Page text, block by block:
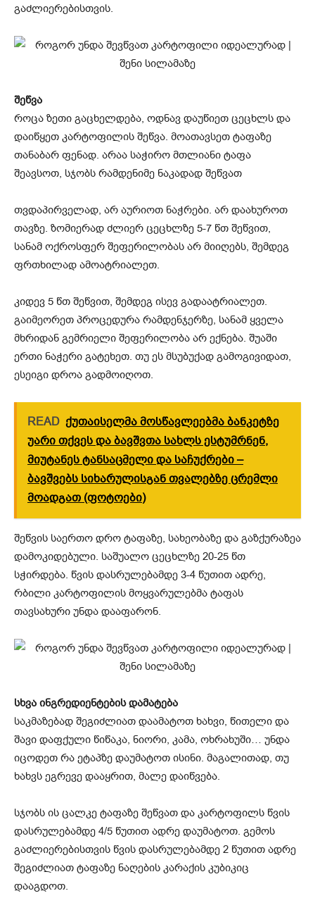
გაძლიერებისთვის.
შეწვა
როცა ზეთი გაცხელდება, ოდნავ დაუწიეთ ცეცხლს და
დაიწყეთ კარტოფილის შეწვა. მოათავსეთ ტაფაზე
თანაბარ ფენად. არაა საჭირო მთლიანი ტაფა
შეავსოთ, სჯობს რამდენიმე ნაკადად შეწვათ
თვდაპირველად, არ აურიოთ ნაჭრები. არ დაახუროთ
თავზე. ზომიერად ძლიერ ცეცხლზე 5-7 წთ შეწვით,
სანამ ოქროსფერ შეფერილობას არ მიიღებს, შემდეგ
ფრთხილად ამოატრიალეთ.
კიდევ 5 წთ შეწვით, შემდეგ ისევ გადაატრიალეთ.
გაიმეორეთ პროცედურა რამდენჯერზე, სანამ ყველა
მხრიდან გემრიელი შეფერილობა არ ექნება. შუაში
ერთი ნაჭერი გატეხეთ. თუ ეს მსუბუქად გამოგივიდათ,
ესეიგი დროა გადმოიღოთ.
READ ქუთაისელმა მოსწავლეებმა ბანკეტზე
უარი თქვეს და ბავშვთა სახლს ესტუმრნენ,
მიუტანეს ტანსაცმელი და საჩუქრები –
ბავშვებს სიხარულისგან თვალებზე ცრემლი
მოადგათ (ფოტოები)
შეწვის საერთო დრო ტაფაზე, სახეობაზე და გაზქურაზეა
დამოკიდებული. საშუალო ცეცხლზე 20-25 წთ
სჭირდება. წვის დასრულებამდე 3-4 წუთით ადრე,
რბილი კარტოფილის მოყვარულებმა ტაფას
თავსახური უნდა დააფარონ.
სხვა ინგრედიენტების დამატება
საკმაზებად შეგიძლიათ დაამატოთ ხახვი, წითელი და
შავი დაფქული წიწაკა, ნიორი, კამა, ოხრახუში… უნდა
იცოდეთ რა ეტაპზე დაუმატოთ ისინი. მაგალითად, თუ
ხახვს ეგრევე დააყრით, მალე დაიწვება.
სჯობს ის ცალკე ტაფაზე შეწვათ და კარტოფილს წვის
დასრულებამდე 4/5 წუთით ადრე დაუმატოთ. გემოს
გაძლიერებისთვის წვის დასრულებამდე 2 წუთით ადრე
შეგიძლიათ ტაფაზე ნაღების კარაქის კუბიკიც
დააგდოთ.